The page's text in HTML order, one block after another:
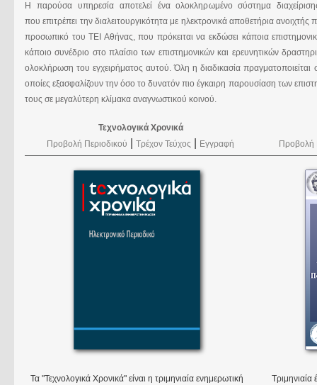
Η παρούσα υπηρεσία αποτελεί ένα ολοκληρωμένο σύστημα
που επιτρέπει την διαλειτουργικότητα με ηλεκτρονικά αποθετήρια
προσωπικό του ΤΕΙ Αθήνας, που πρόκειται να εκδώσει κάποια
κάποιο συνέδριο στο πλαίσιο των επιστημονικών και ερευνητικών
ολοκλήρωση του εγχειρήματος αυτού. Όλη η διαδικασία
οποίες εξασφαλίζουν την όσο το δυνατόν πιο έγκαιρη παρουσίαση των
τους σε μεγαλύτερη κλίμακα αναγνωστικού κοινού.
Τεχνολογικά Χρονικά
Προβολή Περιοδικού
|Τρέχον Τεύχος Εγγραφή
Τα "Τεχνολογικά Χρονικά" είναι η τριμηνιαία ενημερωτική
Προβολή